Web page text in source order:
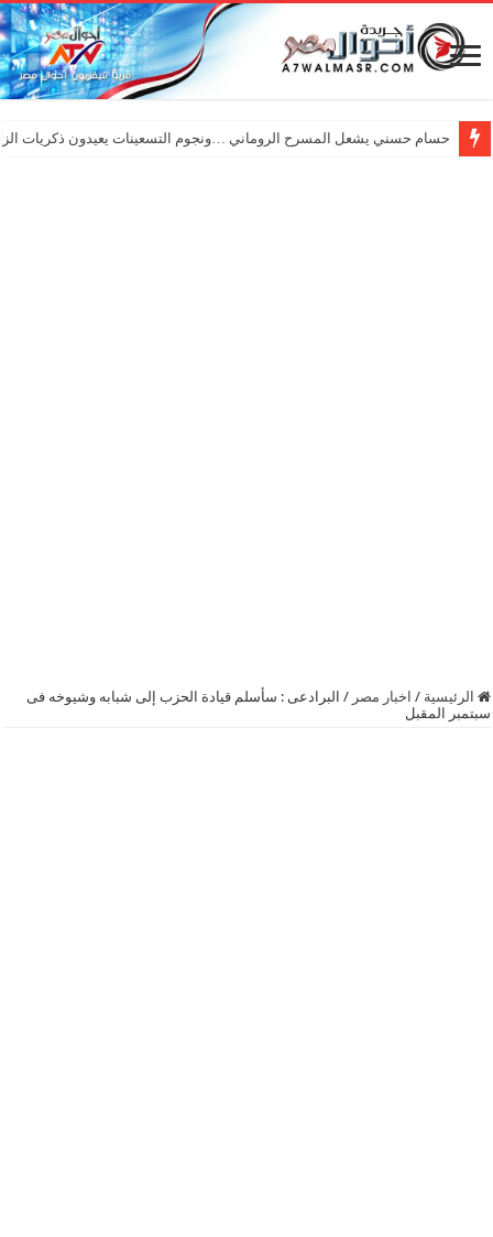
حسام حسني يشعل المسرح الروماني …ونجوم التسعينات يعيدون ذكريات
الرئيسية / اخبار مصر / البرادعى : سأسلم قيادة الحزب إلى شبابه وشيوخه فى
سبتمبر المقبل